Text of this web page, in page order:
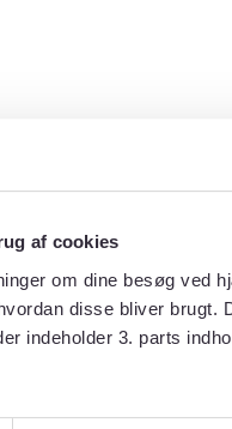
af cookies
om dine besøg ved
disse bliver
indeholder 3. parts